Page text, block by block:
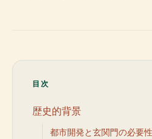
目次
歴史的背景
都市開発と玄関門の必要性